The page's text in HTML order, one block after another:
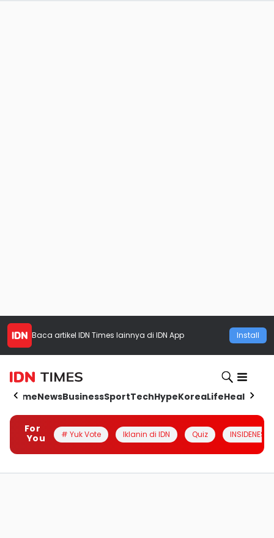
Baca artikel IDN Times lainnya di IDN App Install
HomeNewsBusinessSportTechHypeKoreaLifeHealth
For
You
# Yuk Vote Iklanin di IDN Quiz INSIDENESIA